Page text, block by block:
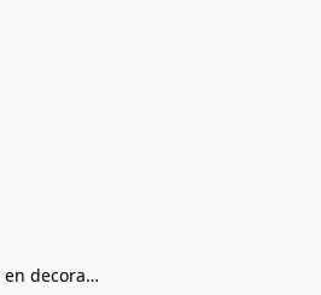
Interieurobjecten en decoratie